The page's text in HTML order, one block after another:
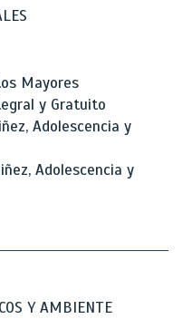
Mayores
y Gratuito
Adolescencia y
Adolescencia y
Y AMBIENTE